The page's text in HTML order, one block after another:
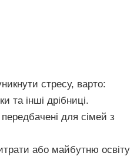
стресу, варто:
та інші дрібниці.
для сімей з
або майбутню освіту